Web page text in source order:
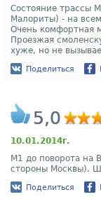
Состояние трассы
Малориты) - на
Очень комфортная
Проезжая
хуже, но не
Поделиться
5,0
10.01.2014г.
М1 до поворота на
стороны Москвы).
Поделиться